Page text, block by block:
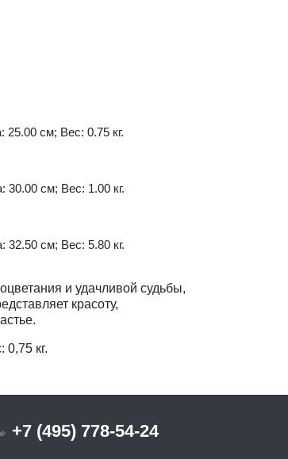
см; Вес: 0.75 кг.
см; Вес: 1.00 кг.
см; Вес: 5.80 кг.
и удачливой судьбы,
красоту,
кг.
+7 (495) 778-54-24